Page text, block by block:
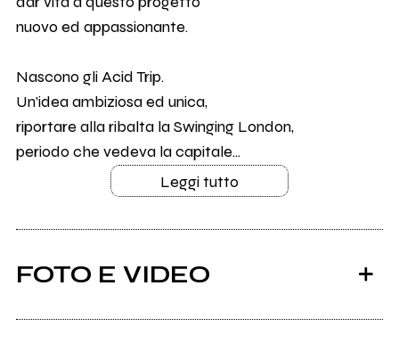
nuovo ed appassionante.
Nascono gli Acid Trip.
Un’idea ambiziosa ed unica,
riportare alla ribalta la Swinging London,
periodo che vedeva la capitale...
Leggi tutto
FOTO E VIDEO